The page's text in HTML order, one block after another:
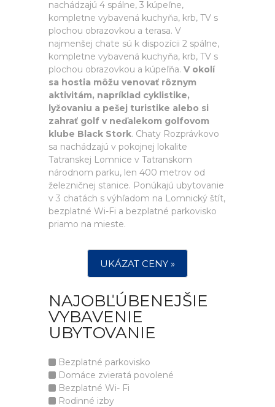
nachádzajú 4 spálne, 3 kúpeľne,
kompletne vybavená kuchyňa, krb, TV s
plochou obrazovkou a terasa. V
najmenšej chate sú k dispozícii 2 spálne,
kompletne vybavená kuchyňa, krb, TV s
plochou obrazovkou a kúpeľňa. V okolí
sa hostia môžu venovať rôznym
aktivitám, napríklad cyklistike,
lyžovaniu a pešej turistike alebo si
zahrať golf v neďalekom golfovom
klube Black Stork. Chaty Rozprávkovo
sa nachádzajú v pokojnej lokalite
Tatranskej Lomnice v Tatranskom
národnom parku, len 400 metrov od
železničnej stanice. Ponúkajú ubytovanie
v 3 chatách s výhľadom na Lomnický štít,
bezplatné Wi-Fi a bezplatné parkovisko
priamo na mieste.
UKÁZAT CENY »
NAJOBĽÚBENEJŠIE
VYBAVENIE
UBYTOVANIE
Bezplatné parkovisko
Domáce zvieratá povolené
Bezplatné Wi- Fi
Rodinné izby